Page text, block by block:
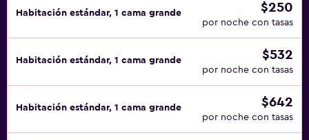
Habitación estándar, 1 cama grande $250
por noche con tasas
Habitación estándar, 1 cama grande $532
por noche con tasas
Habitación estándar, 1 cama grande $642
por noche con tasas